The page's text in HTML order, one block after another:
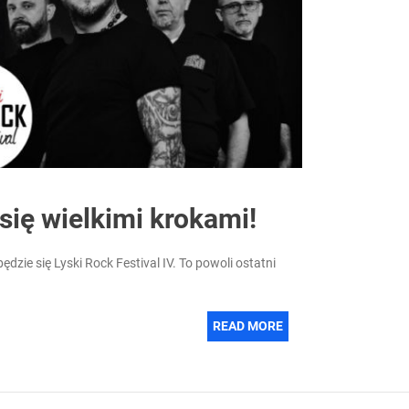
wielkimi krokami!
się Lyski Rock Festival IV. To powoli ostatni
READ MORE